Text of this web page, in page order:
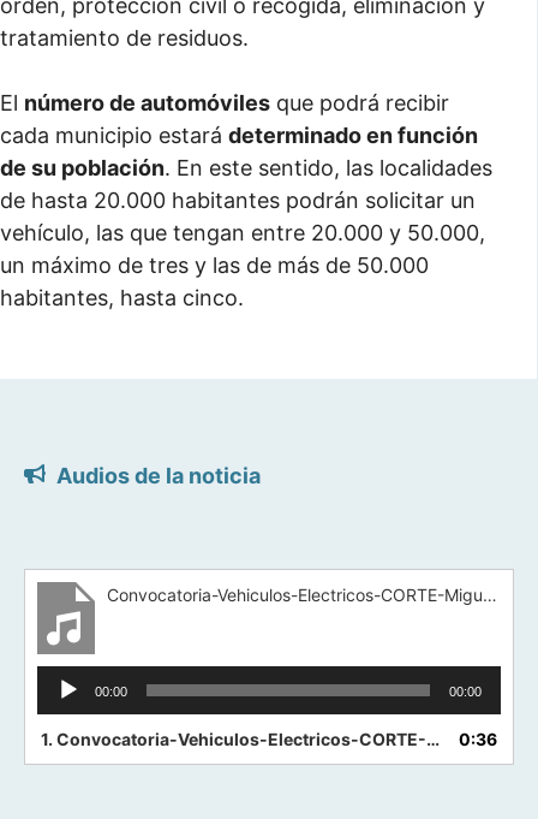
orden, protección civil o recogida, eliminación y
tratamiento de residuos.
El número de automóviles que podrá recibir
cada municipio estará determinado en función
de su población. En este sentido, las localidades
de hasta 20.000 habitantes podrán solicitar un
vehículo, las que tengan entre 20.000 y 50.000,
un máximo de tres y las de más de 50.000
habitantes, hasta cinco.
Audios de la noticia
Convocatoria-Vehiculos-Electricos-CORTE-Miguel-Angel-Sanchez
Reproductor
audio
00:00 00:00
1. Convocatoria-Vehiculos-Electricos-CORTE-Miguel-Angel-Sanchez 0:36